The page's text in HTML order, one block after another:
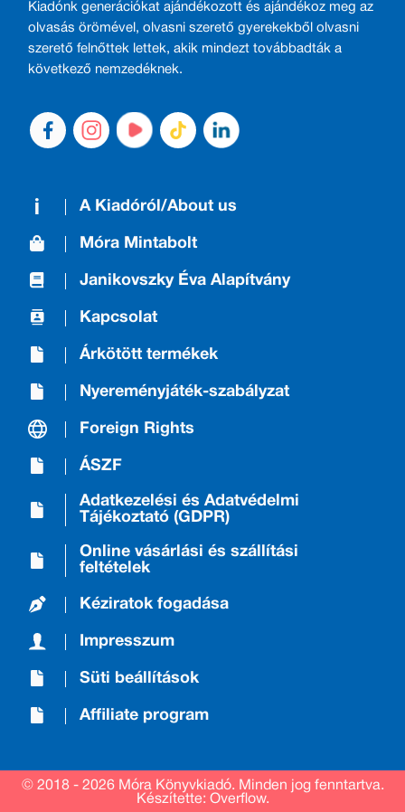
Kiadónk generációkat ajándékozott és ajándékoz meg az
olvasás örömével, olvasni szerető gyerekekből olvasni
szerető felnőttek lettek, akik mindezt továbbadták a
következő nemzedéknek.
A Kiadóról/About us
Móra Mintabolt
Janikovszky Éva Alapítvány
Kapcsolat
Árkötött termékek
Nyereményjáték-szabályzat
Foreign Rights
ÁSZF
Adatkezelési és Adatvédelmi
Tájékoztató (GDPR)
Online vásárlási és szállítási
feltételek
Kéziratok fogadása
Impresszum
Süti beállítások
Affiliate program
© 2018 - 2026 Móra Könyvkiadó. Minden jog fenntartva.
Készítette: Overflow.